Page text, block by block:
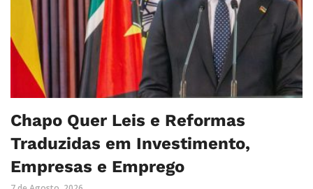
Chapo Quer Leis e Reformas
Traduzidas em Investimento,
Empresas e Emprego